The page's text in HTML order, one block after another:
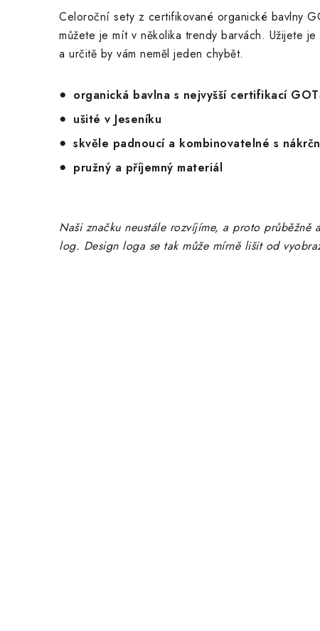
Celoroční sety z certifikované organické bavlny
můžete je mít v několika trendy barvách. Užijete
a určitě by vám neměl jeden chybět.
organická bavlna s nejvyšší certifikací
ušité v Jeseníku
skvěle padnoucí a kombinovatelné s
pružný a příjemný materiál
Naši značku neustále rozvíjíme, a proto průběžně
log. Design loga se tak může mírně lišit od